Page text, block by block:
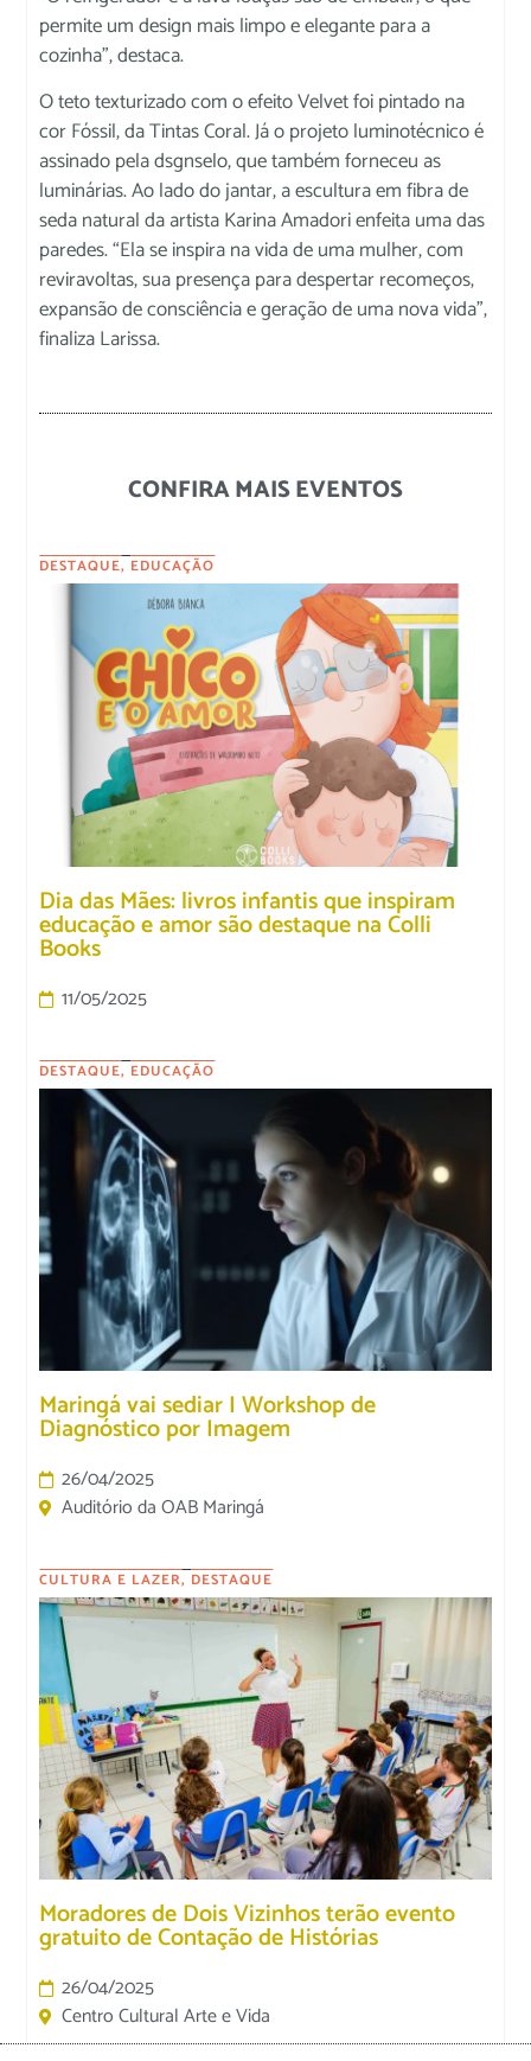
permite um design mais limpo e elegante para a
cozinha”, destaca.
O teto texturizado com o efeito Velvet foi pintado na
cor Fóssil, da Tintas Coral. Já o projeto luminotécnico é
assinado pela dsgnselo, que também forneceu as
luminárias. Ao lado do jantar, a escultura em fibra de
seda natural da artista Karina Amadori enfeita uma das
paredes. “Ela se inspira na vida de uma mulher, com
reviravoltas, sua presença para despertar recomeços,
expansão de consciência e geração de uma nova vida”,
finaliza Larissa.
CONFIRA MAIS EVENTOS
DESTAQUE, EDUCAÇÃO
Dia das Mães: livros infantis que inspiram
educação e amor são destaque na Colli
Books
11/05/2025
DESTAQUE, EDUCAÇÃO
Maringá vai sediar I Workshop de
Diagnóstico por Imagem
26/04/2025
Auditório da OAB Maringá
CULTURA E LAZER, DESTAQUE
Moradores de Dois Vizinhos terão evento
gratuito de Contação de Histórias
26/04/2025
Centro Cultural Arte e Vida